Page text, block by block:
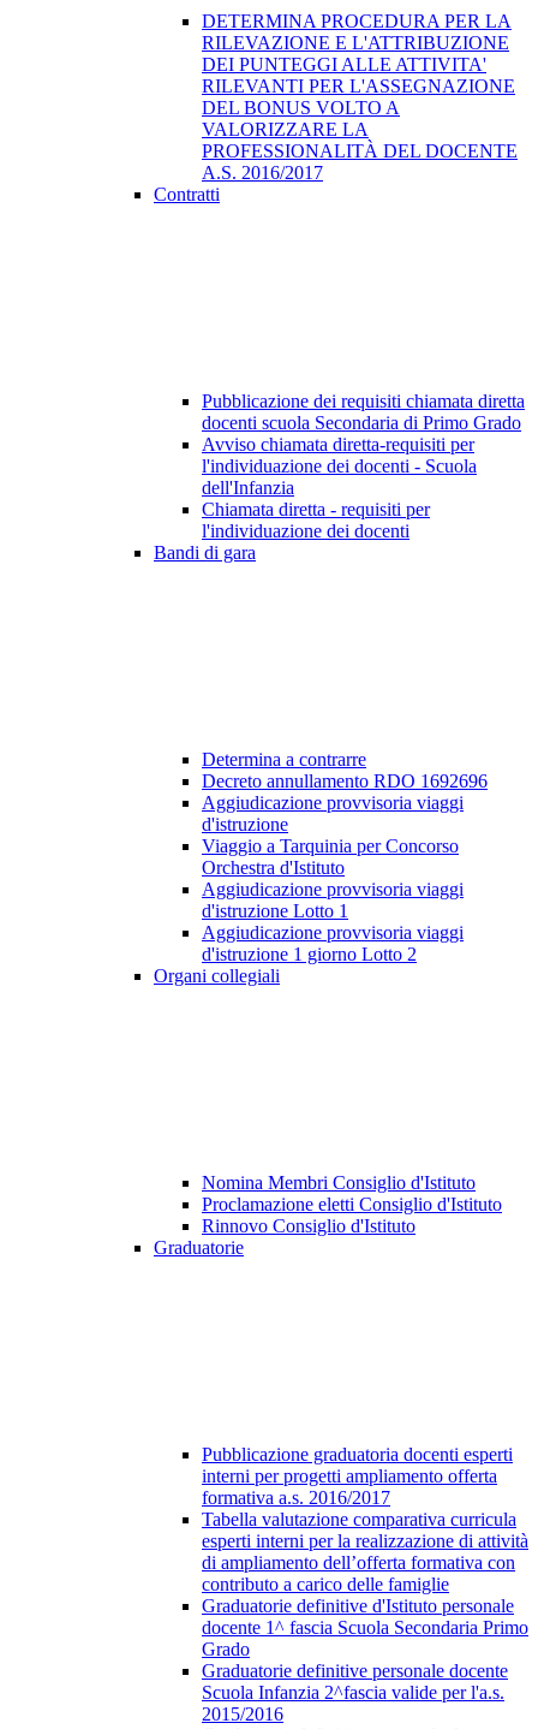
DETERMINA PROCEDURA PER LA
RILEVAZIONE E L'ATTRIBUZIONE
DEI PUNTEGGI ALLE ATTIVITA'
RILEVANTI PER L'ASSEGNAZIONE
DEL BONUS VOLTO A
VALORIZZARE LA
PROFESSIONALITÀ DEL DOCENTE
A.S. 2016/2017
Contratti
Pubblicazione dei requisiti chiamata diretta
docenti scuola Secondaria di Primo Grado
Avviso chiamata diretta-requisiti per
l'individuazione dei docenti - Scuola
dell'Infanzia
Chiamata diretta - requisiti per
l'individuazione dei docenti
Bandi di gara
Determina a contrarre
Decreto annullamento RDO 1692696
Aggiudicazione provvisoria viaggi
d'istruzione
Viaggio a Tarquinia per Concorso
Orchestra d'Istituto
Aggiudicazione provvisoria viaggi
d'istruzione Lotto 1
Aggiudicazione provvisoria viaggi
d'istruzione 1 giorno Lotto 2
Organi collegiali
Nomina Membri Consiglio d'Istituto
Proclamazione eletti Consiglio d'Istituto
Rinnovo Consiglio d'Istituto
Graduatorie
Pubblicazione graduatoria docenti esperti
interni per progetti ampliamento offerta
formativa a.s. 2016/2017
Tabella valutazione comparativa curricula
esperti interni per la realizzazione di attività
di ampliamento dell’offerta formativa con
contributo a carico delle famiglie
Graduatorie definitive d'Istituto personale
docente 1^ fascia Scuola Secondaria Primo
Grado
Graduatorie definitive personale docente
Scuola Infanzia 2^fascia valide per l'a.s.
2015/2016